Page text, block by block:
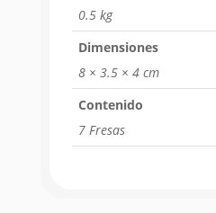
0.5 kg
Dimensiones
8 × 3.5 × 4 cm
Contenido
7 Fresas